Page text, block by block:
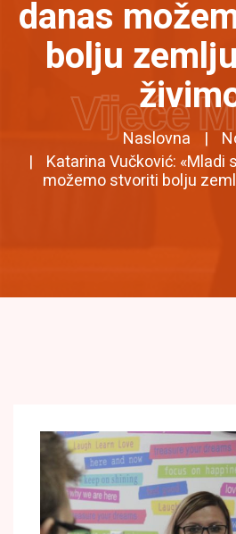
danas
bolju
Naslovna
Katarina Vučković: «Mladi
možemo stvoriti bolju
Vijeće